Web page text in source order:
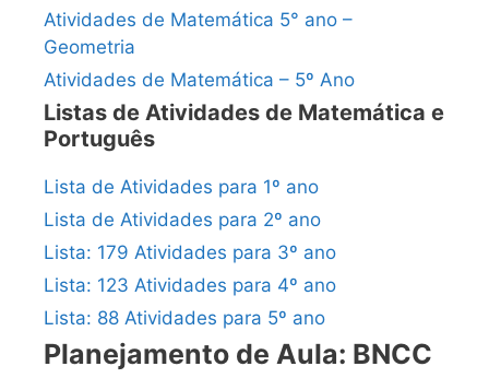
Atividades de Matemática 5° ano –
Geometria
Atividades de Matemática – 5º Ano
Listas de Atividades de Matemática e
Português
Lista de Atividades para 1º ano
Lista de Atividades para 2º ano
Lista: 179 Atividades para 3º ano
Lista: 123 Atividades para 4º ano
Lista: 88 Atividades para 5º ano
Planejamento de Aula: BNCC